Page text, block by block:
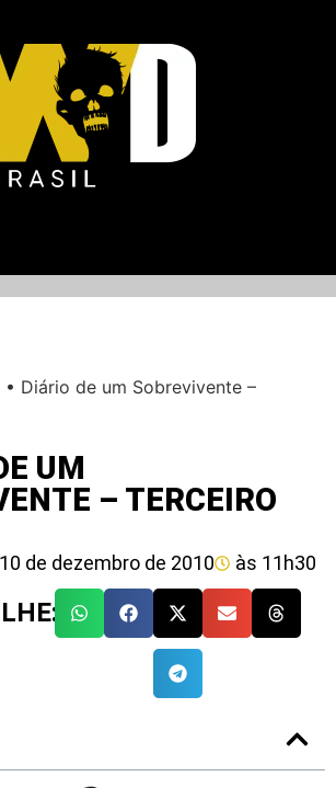
• Diário de um Sobrevivente –
UM
– TERCEIRO
10 de dezembro de 2010 às 11h30